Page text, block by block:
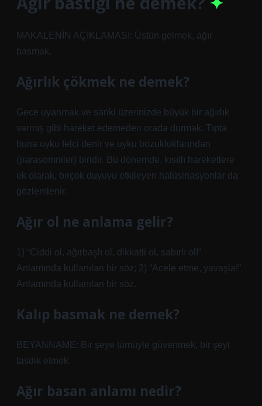
MAKALENİN AÇIKLAMASI: Üstün gelmek, ağır
basmak.
Ağırlık çökmek ne demek?
Gece uyanmak ve sanki üzerinizde büyük bir ağırlık
varmış gibi hareket edemeden orada durmak. Tıpta
buna uyku felci denir ve uyku bozukluklarından
(parasomniler) biridir. Bu dönemde, kısıtlı hareketlere
ek olarak, birçok duyuyu etkileyen halüsinasyonlar da
gözlemlenir.
Ağır ol ne anlama gelir?
1) “Ciddi ol, ağırbaşlı ol, dikkatli ol, sabırlı ol!”
Anlamında kullanılan bir söz; 2) “Acele etme, yavaşla!”
Anlamında kullanılan bir söz.
Kalıp basmak ne demek?
BEYANNAME: Bir şeye tümüyle güvenmek, bir şeyi
tasdik etmek.
Ağır basan anlamı nedir?